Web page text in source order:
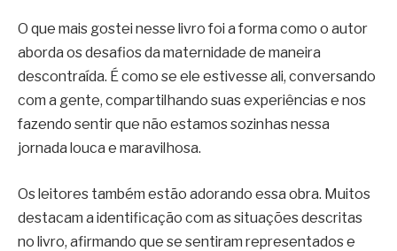
O que mais gostei nesse livro foi a forma como o autor
aborda os desafios da maternidade de maneira
descontraída. É como se ele estivesse ali, conversando
com a gente, compartilhando suas experiências e nos
fazendo sentir que não estamos sozinhas nessa
jornada louca e maravilhosa.
Os leitores também estão adorando essa obra. Muitos
destacam a identificação com as situações descritas
no livro, afirmando que se sentiram representados e